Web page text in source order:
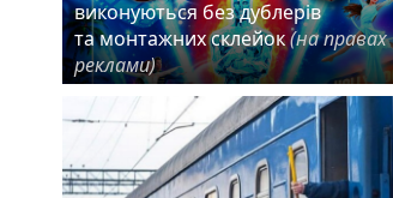
виконуються без дублерів
та монтажних склейок(на правах
реклами)